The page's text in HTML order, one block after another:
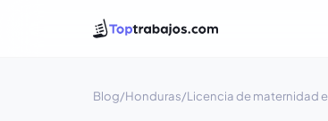
Blog/Honduras/Licencia de maternidad